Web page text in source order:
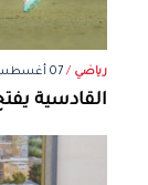
رياضي /07 أغسطس 2026
القادسية